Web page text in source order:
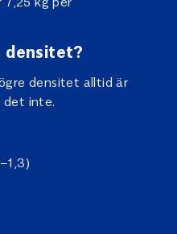
densitet?
densitet alltid är
det inte.